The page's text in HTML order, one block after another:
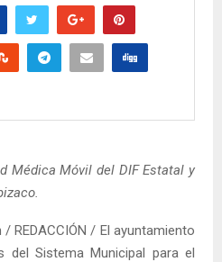
Médica Móvil del DIF Estatal y
REDACCIÓN / El ayuntamiento
del Sistema Municipal para el